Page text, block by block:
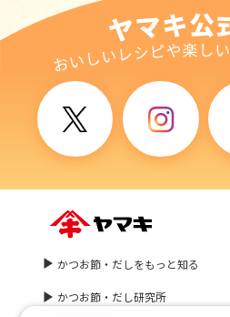
かつお節・だしをもっと知る
かつお節・だし研究所